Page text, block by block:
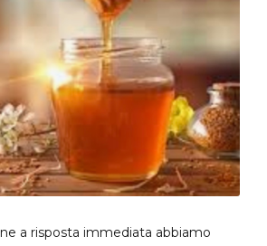
a risposta immediata abbiamo